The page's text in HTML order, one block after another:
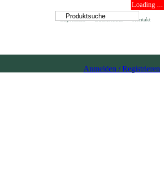
Loading ...
Kontakt
Datenschutz
Impressum
Anmelden / Registrieren